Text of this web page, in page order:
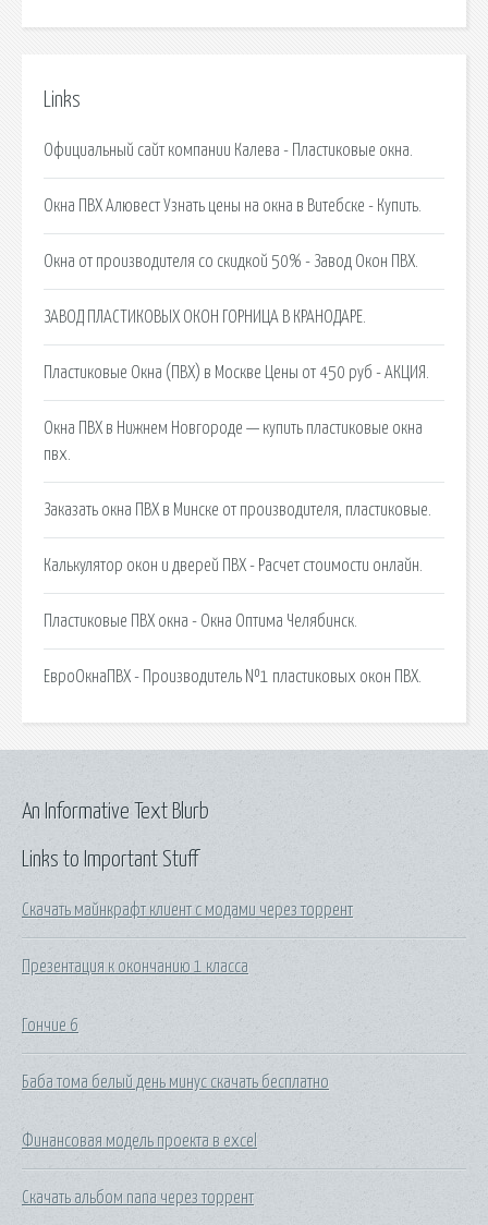
Links
Официальный сайт компании Калева - Пластиковые окна.
Окна ПВХ Алювест Узнать цены на окна в Витебске - Купить.
Окна от производителя со скидкой 50% - Завод Окон ПВХ.
ЗАВОД ПЛАСТИКОВЫХ ОКОН ГОРНИЦА В КРАНОДАРЕ.
Пластиковые Окна (ПВХ) в Москве Цены от 450 руб - АКЦИЯ.
Окна ПВХ в Нижнем Новгороде — купить пластиковые окна
пвх.
Заказать окна ПВХ в Минске от производителя, пластиковые.
Калькулятор окон и дверей ПВХ - Расчет стоимости онлайн.
Пластиковые ПВХ окна - Окна Оптима Челябинск.
ЕвроОкнаПВХ - Производитель №1 пластиковых окон ПВХ.
Links to Important Stuff
Скачать майнкрафт клиент с модами через торрент
Презентация к окончанию 1 класса
Гончие 6
Баба тома белый день минус скачать бесплатно
Финансовая модель проекта в excel
Скачать альбом nana через торрент
An Informative Text Blurb